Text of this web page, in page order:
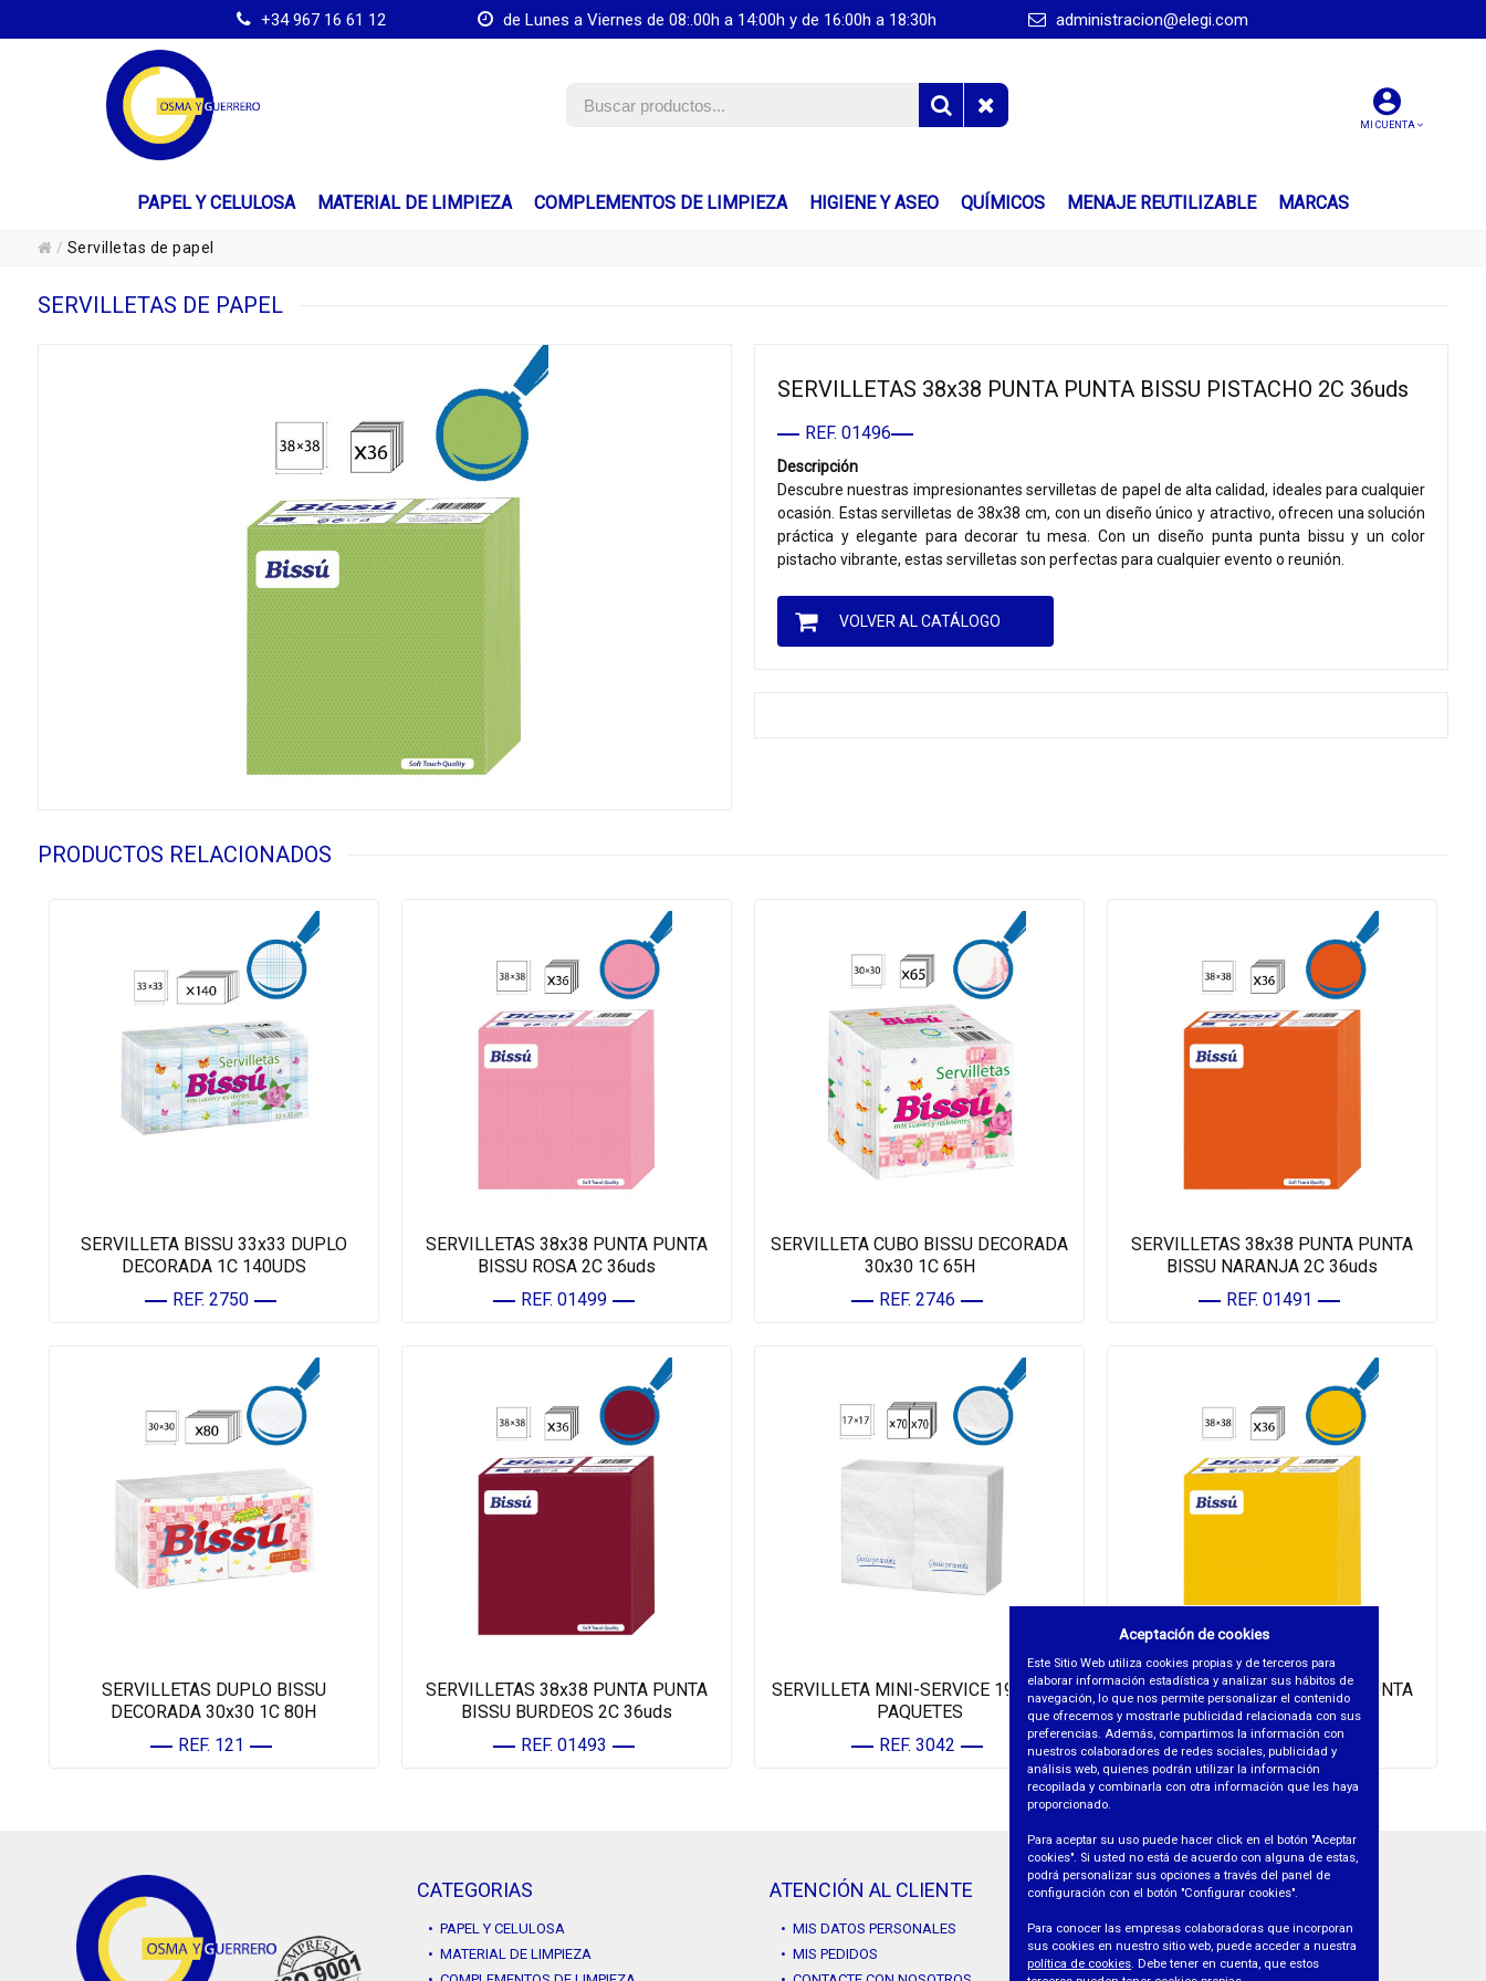
+34 967 16 61 12 de Lunes a Viernes de 08:.00h a 14:00h y de 16:00h a 18:30h administracion@elegi.com
MI CUENTA
PAPEL Y CELULOSA MATERIAL DE LIMPIEZA COMPLEMENTOS DE LIMPIEZA HIGIENE Y ASEO QUÍMICOS MENAJE REUTILIZABLE MARCAS
/ Servilletas de papel
SERVILLETAS DE PAPEL
SERVILLETAS 38x38 PUNTA PUNTA BISSU PISTACHO 2C 36uds
REF. 01496
Descripción
Descubre nuestras impresionantes servilletas de papel de alta calidad, ideales para cualquier
ocasión. Estas servilletas de 38x38 cm, con un diseño único y atractivo, ofrecen una solución
práctica y elegante para decorar tu mesa. Con un diseño punta punta bissu y un color
pistacho vibrante, estas servilletas son perfectas para cualquier evento o reunión.
VOLVER AL CATÁLOGO
PRODUCTOS RELACIONADOS
SERVILLETA BISSU 33x33 DUPLO
DECORADA 1C 140UDS
REF. 2750
SERVILLETAS 38x38 PUNTA PUNTA
BISSU ROSA 2C 36uds
REF. 01499
SERVILLETA CUBO BISSU DECORADA
30x30 1C 65H
REF. 2746
SERVILLETAS 38x38 PUNTA PUNTA
BISSU NARANJA 2C 36uds
REF. 01491
SERVILLETAS DUPLO BISSU
DECORADA 30x30 1C 80H
REF. 121
SERVILLETAS 38x38 PUNTA PUNTA
BISSU BURDEOS 2C 36uds
REF. 01493
SERVILLETA MINI-SERVICE 190 H. 70
PAQUETES
REF. 3042
SERVILLETAS 38x38 PUNTA PUNTA
BISSU AMARILLA 2C 36uds
REF. 01498
CATEGORIAS
• PAPEL Y CELULOSA
• MATERIAL DE LIMPIEZA
ATENCIÓN AL CLIENTE
• MIS DATOS PERSONALES
• MIS PEDIDOS
INFORMACIÓN
• AVISO LEGAL
• PROTECCIÓN DE DATOS
Aceptación de cookies
Este Sitio Web utiliza cookies propias y de terceros para
elaborar información estadística y analizar sus hábitos de
navegación, lo que nos permite personalizar el contenido
que ofrecemos y mostrarle publicidad relacionada con sus
preferencias. Además, compartimos la información con
nuestros colaboradores de redes sociales, publicidad y
análisis web, quienes podrán utilizar la información
recopilada y combinarla con otra información que les haya
proporcionado.
Para aceptar su uso puede hacer click en el botón "Aceptar
cookies". Si usted no está de acuerdo con alguna de estas,
podrá personalizar sus opciones a través del panel de
configuración con el botón "Configurar cookies".
Para conocer las empresas colaboradoras que incorporan
sus cookies en nuestro sitio web, puede acceder a nuestra
política de cookies. Debe tener en cuenta, que estos